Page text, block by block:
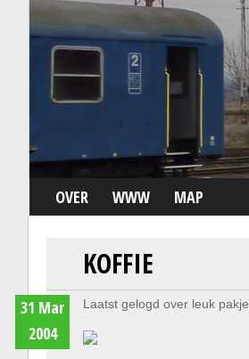
OVER WWW MAP
KOFFIE
31 Mar
2004
Laatst gelogd over leuk